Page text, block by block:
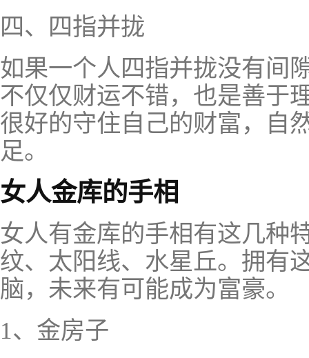
四、四指并拢
如果一个人四指并拢没有间
不仅仅财运不错，也是善于
很好的守住自己的财富，自
足。
女人金库的手相
女人有金库的手相有这几种
纹、太阳线、水星丘。拥有
脑，未来有可能成为富豪。
1、金房子